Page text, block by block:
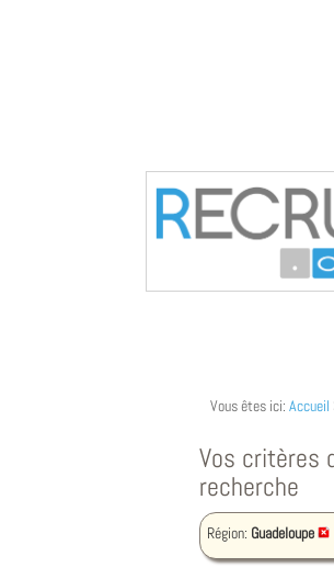
Vous êtes ici: Accueil
Vos critères
recherche
Région: Guadeloupe